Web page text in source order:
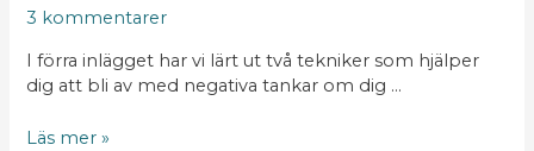
3 kommentarer
I förra inlägget har vi lärt ut två tekniker som hjälper
dig att bli av med negativa tankar om dig …
Läs mer »